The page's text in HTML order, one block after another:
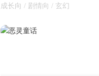
成长向 / 剧情向 / 玄幻